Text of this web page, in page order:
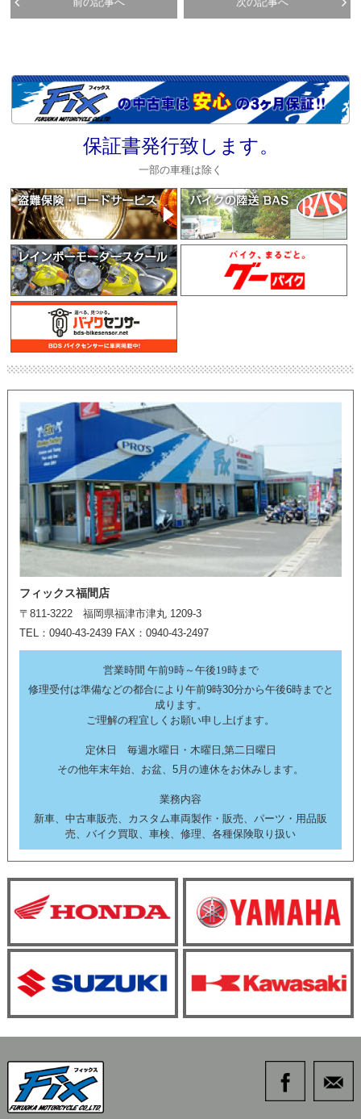
保証書発行致します。
一部の車種は除く
フィックス福間店
〒811-3222 福岡県福津市津丸 1209-3
TEL：0940-43-2439 FAX：0940-43-2497
営業時間 午前9時～午後19時まで
修理受付は準備などの都合により午前9時30分から午後6時までと
成ります。
ご理解の程宜しくお願い申し上げます。
定休日 毎週水曜日・木曜日,第二日曜日
その他年末年始、お盆、5月の連休をお休みします。
業務内容
新車、中古車販売、カスタム車両製作・販売、パーツ・用品販
売、バイク買取、車検、修理、各種保険取り扱い